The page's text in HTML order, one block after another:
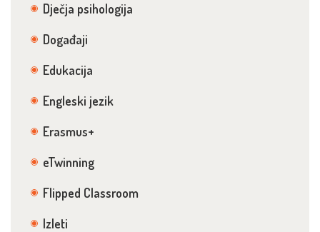
Dječja psihologija
Događaji
Edukacija
Engleski jezik
Erasmus+
eTwinning
Flipped Classroom
Izleti